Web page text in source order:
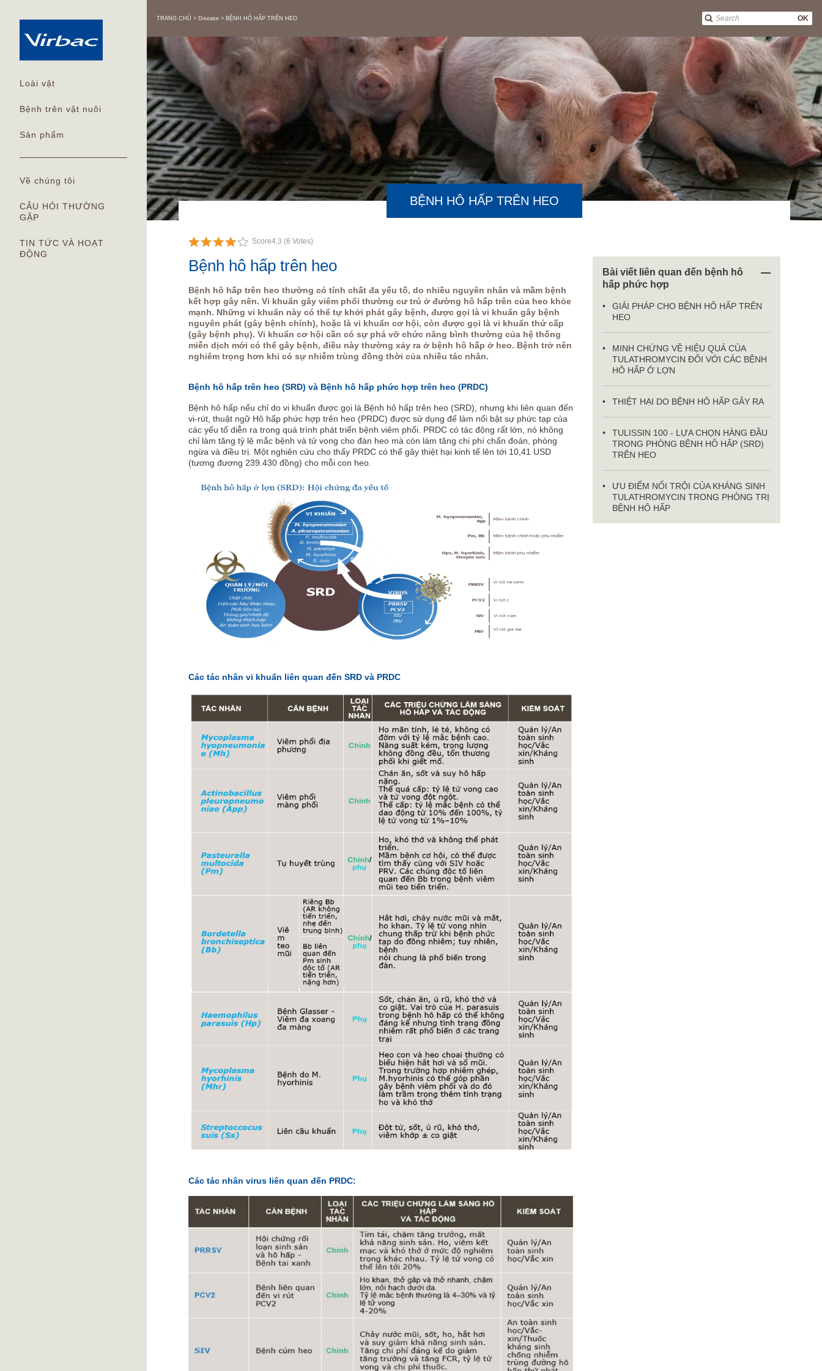
Loài vật
Bệnh trên vật nuôi
Sản phẩm
Về chúng tôi
CÂU HỎI THƯỜNG
GẶP
TIN TỨC VÀ HOẠT
ĐỘNG
OK
TRANG CHỦ Disease BỆNH HÔ HẤP TRÊN HEO
BỆNH HÔ HẤP TRÊN HEO
Score4,3 (6 Votes)
Bệnh hô hấp trên heo
Bệnh hô hấp trên heo thường có tính chất đa yếu tố, do nhiều nguyên nhân và mầm bệnh
kết hợp gây nên. Vi khuẩn gây viêm phổi thường cư trú ở đường hô hấp trên của heo khỏe
mạnh. Những vi khuẩn này có thể tự khởi phát gây bệnh, được gọi là vi khuẩn gây bệnh
nguyên phát (gây bệnh chính), hoặc là vi khuẩn cơ hội, còn được gọi là vi khuẩn thứ cấp
(gây bệnh phụ). Vi khuẩn cơ hội cần có sự phá vỡ chức năng bình thường của hệ thống
miễn dịch mới có thể gây bệnh, điều này thường xảy ra ở bệnh hô hấp ở heo. Bệnh trở nên
nghiêm trọng hơn khi có sự nhiễm trùng đồng thời của nhiều tác nhân.
Bệnh hô hấp trên heo (SRD) và Bệnh hô hấp phức hợp trên heo (PRDC)
Bệnh hô hấp nếu chỉ do vi khuẩn được gọi là Bệnh hô hấp trên heo (SRD), nhưng khi liên quan đến
vi-rút, thuật ngữ Hô hấp phức hợp trên heo (PRDC) được sử dụng để làm nổi bật sự phức tạp của
các yếu tố diễn ra trong quá trình phát triển bệnh viêm phổi. PRDC có tác động rất lớn, nó không
chỉ làm tăng tỷ lệ mắc bệnh và tử vong cho đàn heo mà còn làm tăng chi phí chẩn đoán, phòng
ngừa và điều trị. Một nghiên cứu cho thấy PRDC có thể gây thiệt hại kinh tế lên tới 10,41 USD
(tương đương 239.430 đồng) cho mỗi con heo.
Các tác nhân vi khuẩn liên quan đến SRD và PRDC
Các tác nhân virus liên quan đến PRDC:
Bài viết liên quan đến bệnh hô
hấp phức hợp
GIẢI PHÁP CHO BỆNH HÔ HẤP TRÊN
HEO
MINH CHỨNG VỀ HIỆU QUẢ CỦA
TULATHROMYCIN ĐỐI VỚI CÁC BỆNH
HÔ HẤP Ở LỢN
THIỆT HẠI DO BỆNH HÔ HẤP GÂY RA
TULISSIN 100 - LỰA CHỌN HÀNG ĐẦU
TRONG PHÒNG BỆNH HÔ HẤP (SRD)
TRÊN HEO
ƯU ĐIỂM NỔI TRỘI CỦA KHÁNG SINH
TULATHROMYCIN TRONG PHÒNG TRỊ
BỆNH HÔ HẤP